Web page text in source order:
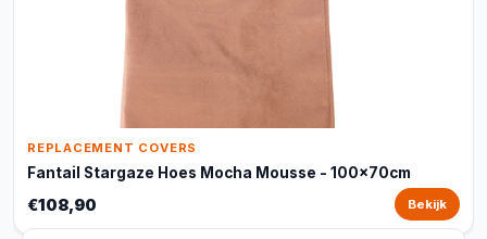
REPLACEMENT COVERS
Fantail Stargaze Hoes Mocha Mousse - 100x70cm
€108,90 Bekijk